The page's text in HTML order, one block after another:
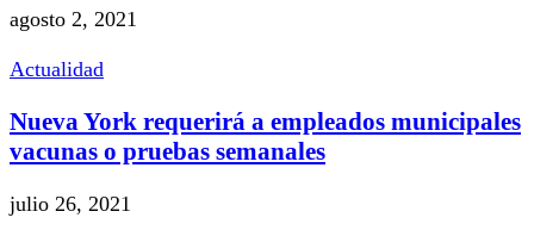
agosto 2, 2021
Actualidad
Nueva York requerirá a empleados municipales
vacunas o pruebas semanales
julio 26, 2021